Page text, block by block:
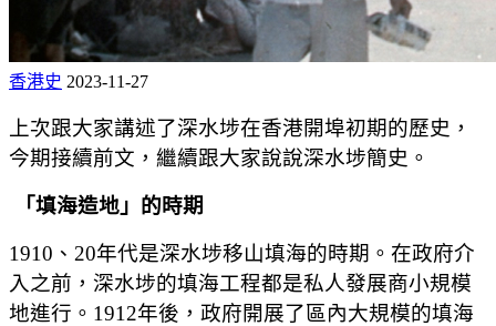
香港史 2023-11-27
上次跟大家講述了深水埗在香港開埠初期的歷史，
今期接續前文，繼續跟大家說說深水埗簡史。
「填海造地」的時期
1910、20年代是深水埗移山填海的時期。在政府介
入之前，深水埗的填海工程都是私人發展商小規模
地進行。1912年後，政府開展了區內大規模的填海